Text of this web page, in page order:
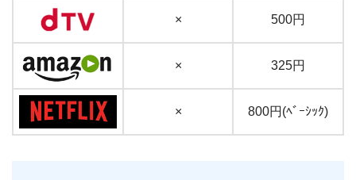
× 500円
× 325円
× 800円(ﾍﾞｰｼｯｸ)